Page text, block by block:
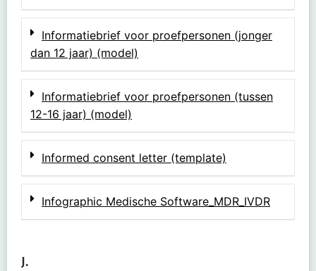
Informatiebrief voor proefpersonen (jonger
dan 12 jaar) (model)
Informatiebrief voor proefpersonen (tussen
12-16 jaar) (model)
Informed consent letter (template)
Infographic Medische Software_MDR_IVDR
J.